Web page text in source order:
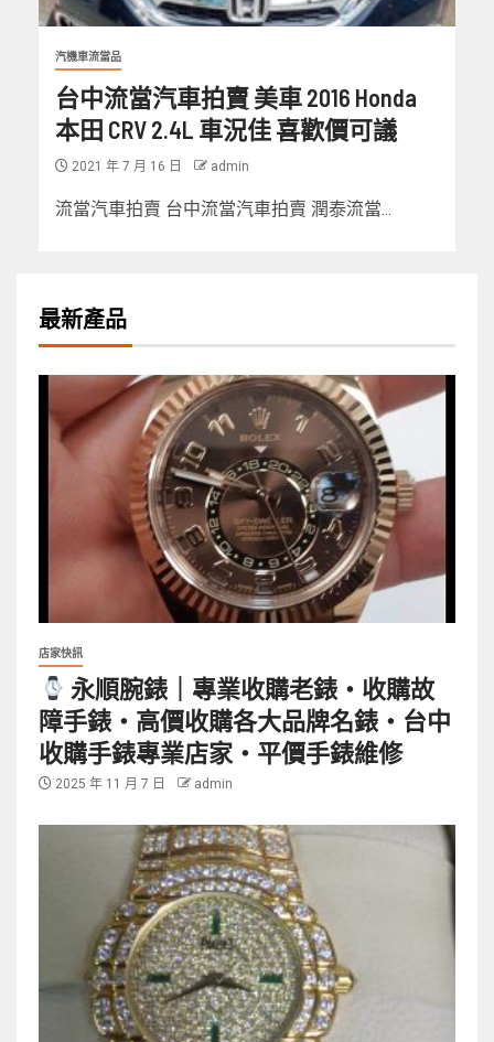
汽機車流當品
台中流當汽車拍賣 美車 2016 Honda
本田 CRV 2.4L 車況佳 喜歡價可議
2021 年 7 月 16 日 admin
流當汽車拍賣 台中流當汽車拍賣 潤泰流當...
最新產品
店家快訊
永順腕錶｜專業收購老錶・收購故
障手錶・高價收購各大品牌名錶・台中
收購手錶專業店家・平價手錶維修
2025 年 11 月 7 日 admin